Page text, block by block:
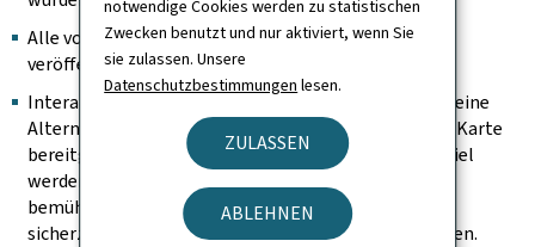
notwendige Cookies werden zu statistischen
Zwecken benutzt und nur aktiviert, wenn Sie
sie zulassen. Unsere
Datenschutzbestimmungen lesen.
ZULASSEN
ABLEHNEN
Alle vor dem 23. September 2020 auf der Website
veröffentlichten Videos.
Interaktive Karten sind insoweit ausgenommen, als eine
Alternative auf der Seite vorhanden ist, um die in der Karte
bereitgestellten Information abzurufen (zum Beispiel
werden die Adressen in Worten ausgeschrieben). Wir
bemühen uns, sie identifizierbar zu halten und
sicherzustellen, dass sie keine Tastaturfalle darstellen.